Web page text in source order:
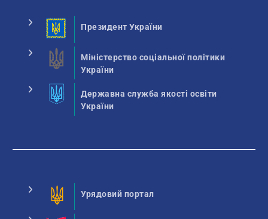
Президент України
Міністерство соціальної політики
України
Державна служба якості освіти
України
Урядовий портал